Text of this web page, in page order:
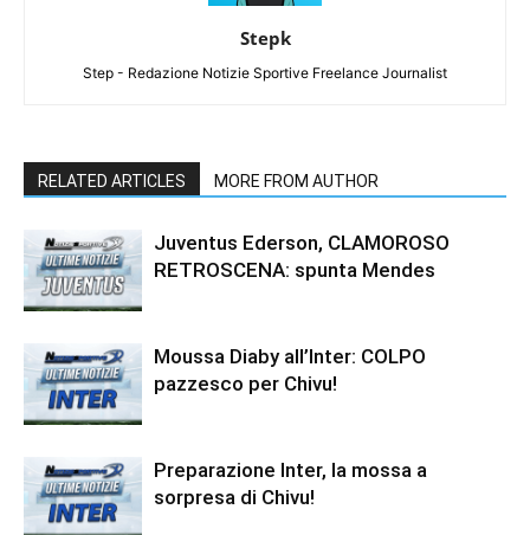
Stepk
Step - Redazione Notizie Sportive Freelance Journalist
RELATED ARTICLES MORE FROM AUTHOR
Juventus Ederson, CLAMOROSO
RETROSCENA: spunta Mendes
Moussa Diaby all’Inter: COLPO
pazzesco per Chivu!
Preparazione Inter, la mossa a
sorpresa di Chivu!